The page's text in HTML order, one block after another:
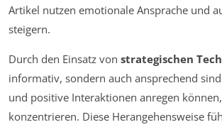
Artikel nutzen emotionale Ansprache und
steigern.
Durch den Einsatz von strategischen
informativ, sondern auch ansprechend
und positive Interaktionen anregen
konzentrieren. Diese Herangehensweise